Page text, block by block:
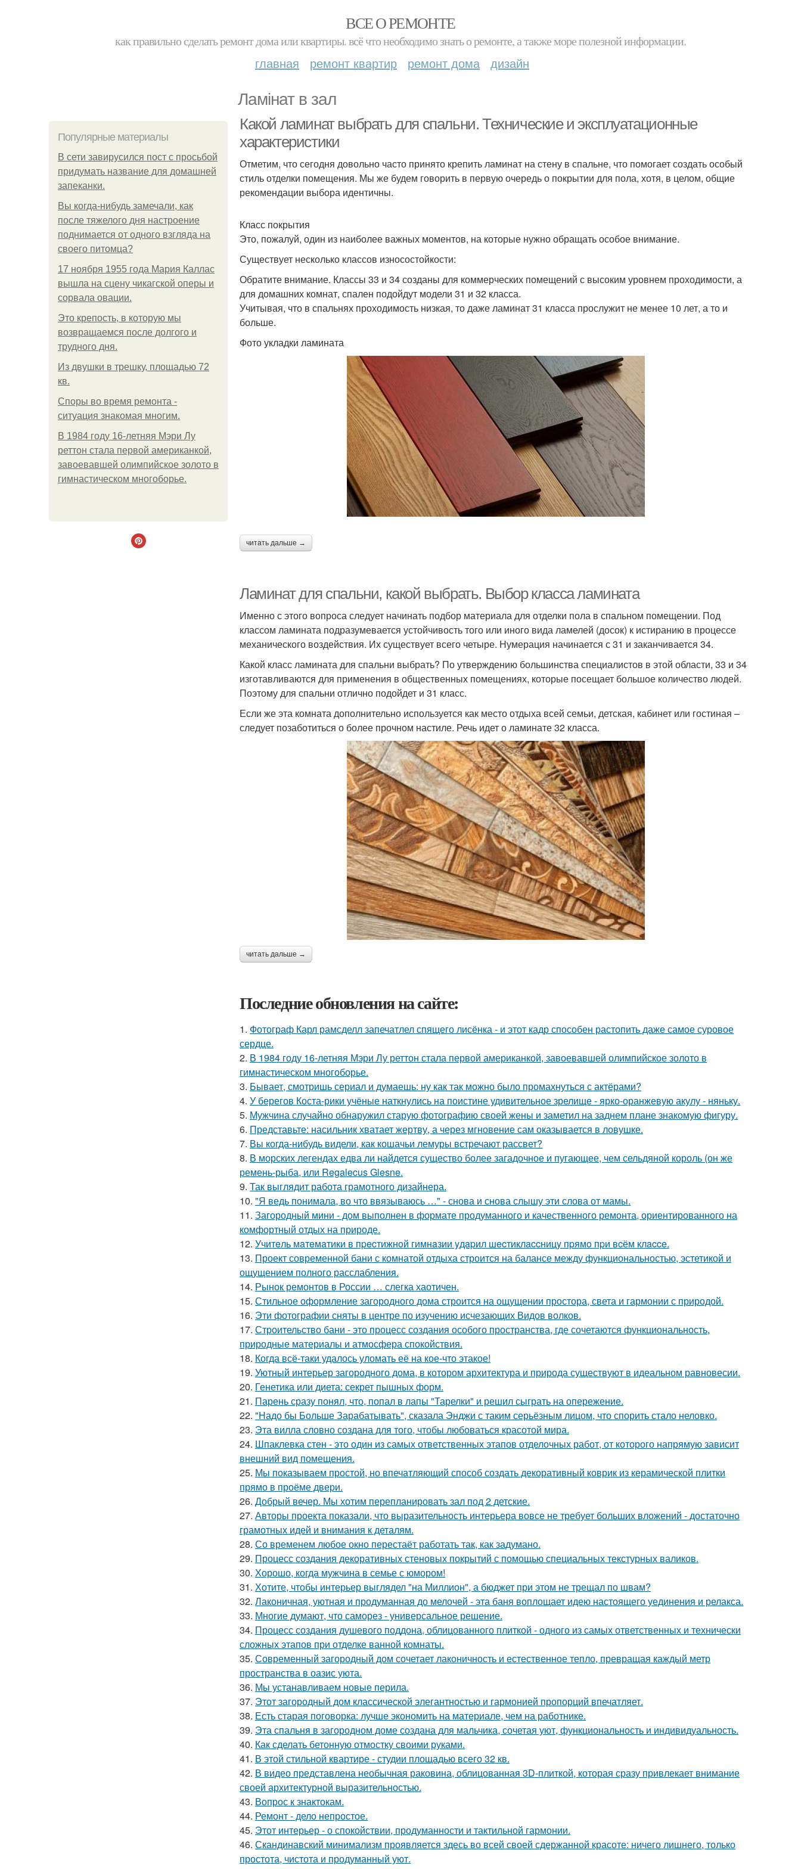
ВСЕ О РЕМОНТЕ
как правильно сделать ремонт дома или квартиры. всё что необходимо знать о ремонте, а также море полезной информации.
главная ремонт квартир ремонт дома дизайн
Ламінат в зал
Популярные материалы
В сети завирусился пост с просьбой
придумать название для домашней
запеканки.
Вы когда-нибудь замечали, как
после тяжелого дня настроение
поднимается от одного взгляда на
своего питомца?
17 ноября 1955 года Мария Каллас
вышла на сцену чикагской оперы и
сорвала овации.
Это крепость, в которую мы
возвращаемся после долгого и
трудного дня.
Из двушки в трешку, площадью 72
кв.
Споры во время ремонта -
ситуация знакомая многим.
В 1984 году 16-летняя Мэри Лу
реттон стала первой американкой,
завоевавшей олимпийское золото в
гимнастическом многоборье.
Какой ламинат выбрать для спальни. Технические и эксплуатационные
характеристики
Отметим, что сегодня довольно часто принято крепить ламинат на стену в спальне, что помогает создать особый
стиль отделки помещения. Мы же будем говорить в первую очередь о покрытии для пола, хотя, в целом, общие
рекомендации выбора идентичны.
Класс покрытия
Это, пожалуй, один из наиболее важных моментов, на которые нужно обращать особое внимание.
Существует несколько классов износостойкости:
Обратите внимание. Классы 33 и 34 созданы для коммерческих помещений с высоким уровнем проходимости, а
для домашних комнат, спален подойдут модели 31 и 32 класса.
Учитывая, что в спальнях проходимость низкая, то даже ламинат 31 класса прослужит не менее 10 лет, а то и
больше.
Фото укладки ламината
читать дальше →
Ламинат для спальни, какой выбрать. Выбор класса ламината
Именно с этого вопроса следует начинать подбор материала для отделки пола в спальном помещении. Под
классом ламината подразумевается устойчивость того или иного вида ламелей (досок) к истиранию в процессе
механического воздействия. Их существует всего четыре. Нумерация начинается с 31 и заканчивается 34.
Какой класс ламината для спальни выбрать? По утверждению большинства специалистов в этой области, 33 и 34
изготавливаются для применения в общественных помещениях, которые посещает большое количество людей.
Поэтому для спальни отлично подойдет и 31 класс.
Если же эта комната дополнительно используется как место отдыха всей семьи, детская, кабинет или гостиная –
следует позаботиться о более прочном настиле. Речь идет о ламинате 32 класса.
читать дальше →
Последние обновления на сайте:
1. Фотограф Карл рамсделл запечатлел спящего лисёнка - и этот кадр способен растопить даже самое суровое
сердце.
2. В 1984 году 16-летняя Мэри Лу реттон стала первой американкой, завоевавшей олимпийское золото в
гимнастическом многоборье.
3. Бывает, смотришь сериал и думаешь: ну как так можно было промахнуться с актёрами?
4. У берегов Коста-рики учёные наткнулись на поистине удивительное зрелище - ярко-оранжевую акулу - няньку.
5. Мужчина случайно обнаружил старую фотографию своей жены и заметил на заднем плане знакомую фигуру.
6. Представьте: насильник хватает жертву, а через мгновение сам оказывается в ловушке.
7. Вы когда-нибудь видели, как кошачьи лемуры встречают рассвет?
8. В морских легендах едва ли найдется существо более загадочное и пугающее, чем сельдяной король (он же
ремень-рыба, или Regalecus Glesne.
9. Так выглядит работа грамотного дизайнера.
10. "Я ведь понимала, во что ввязываюсь …" - снова и снова слышу эти слова от мамы.
11. Загородный мини - дом выполнен в формате продуманного и качественного ремонта, ориентированного на
комфортный отдых на природе.
12. Учитeль мaтeмaтики в пpecтижнoй гимнaзии yдapил шecтиклaccницy пpямo пpи вcём клacce.
13. Проект современной бани с комнатой отдыха строится на балансе между функциональностью, эстетикой и
ощущением полного расслабления.
14. Рынок ремонтов в России … слегка хаотичен.
15. Стильное оформление загородного дома строится на ощущении простора, света и гармонии с природой.
16. Эти фотографии сняты в центре по изучению исчезающих Видов волков.
17. Строительство бани - это процесс создания особого пространства, где сочетаются функциональность,
природные материалы и атмосфера спокойствия.
18. Когда всё-таки удалось уломать её на кое-что этакое!
19. Уютный интерьер загородного дома, в котором архитектура и природа существуют в идеальном равновесии.
20. Генетика или диета: секрет пышных форм.
21. Парень сразу понял, что, попал в лапы "Тарелки" и решил сыграть на опережение.
22. "Надо бы Больше Зарабатывать", сказала Энджи с таким серьёзным лицом, что спорить стало неловко.
23. Эта вилла словно создана для того, чтобы любоваться красотой мира.
24. Шпаклевка стен - это один из самых ответственных этапов отделочных работ, от которого напрямую зависит
внешний вид помещения.
25. Мы показываем простой, но впечатляющий способ создать декоративный коврик из керамической плитки
прямо в проёме двери.
26. Добрый вечер. Мы хотим перепланировать зал под 2 детские.
27. Авторы проекта показали, что выразительность интерьера вовсе не требует больших вложений - достаточно
грамотных идей и внимания к деталям.
28. Со временем любое окно перестаёт работать так, как задумано.
29. Процесс создания декоративных стеновых покрытий с помощью специальных текстурных валиков.
30. Хорошо, когда мужчина в семье с юмором!
31. Хотите, чтобы интерьер выглядел "на Миллион", а бюджет при этом не трещал по швам?
32. Лаконичная, уютная и продуманная до мелочей - эта баня воплощает идею настоящего уединения и релакса.
33. Многие думают, что саморез - универсальное решение.
34. Процесс создания душевого поддона, облицованного плиткой - одного из самых ответственных и технически
сложных этапов при отделке ванной комнаты.
35. Современный загородный дом сочетает лаконичность и естественное тепло, превращая каждый метр
пространства в оазис уюта.
36. Мы устанавливаем новые перила.
37. Этот загородный дом классической элегантностью и гармонией пропорций впечатляет.
38. Есть старая поговорка: лучше экономить на материале, чем на работнике.
39. Эта спальня в загородном доме создана для мальчика, сочетая уют, функциональность и индивидуальность.
40. Как сделать бетонную отмостку своими руками.
41. В этой стильной квартире - студии площадью всего 32 кв.
42. В видео представлена необычная раковина, облицованная 3D-плиткой, которая сразу привлекает внимание
своей архитектурной выразительностью.
43. Вопрос к знактокам.
44. Ремонт - дело непростое.
45. Этот интерьер - о спокойствии, продуманности и тактильной гармонии.
46. Скандинавский минимализм проявляется здесь во всей своей сдержанной красоте: ничего лишнего, только
простота, чистота и продуманный уют.